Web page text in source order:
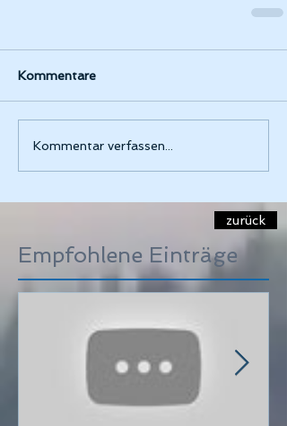
Kommentare
Kommentar verfassen...
zurück
Empfohlene Einträge